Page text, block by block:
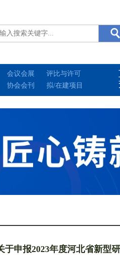
会议会展
评比与许可
协会会刊 拟/在建项目
于申报2023年度河北省新型